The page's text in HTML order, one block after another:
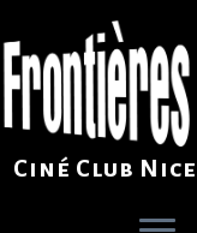
Ciné Club Nice